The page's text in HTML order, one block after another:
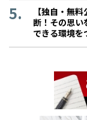
【独自・無
断！その思い
できる環境を